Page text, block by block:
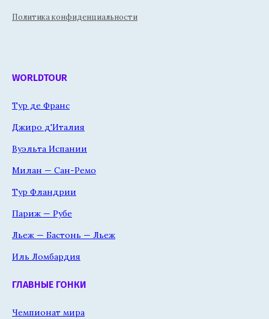
Политика конфиденциальности
WORLDTOUR
Тур де Франс
Джиро д'Италия
Вуэльта Испании
Милан — Сан-Ремо
Тур Фландрии
Париж — Рубе
Льеж — Бастонь — Льеж
Иль Ломбардия
ГЛАВНЫЕ ГОНКИ
Чемпионат мира